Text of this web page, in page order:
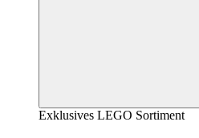
Exklusives LEGO Sortiment